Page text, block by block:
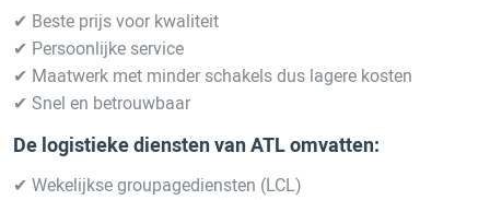
✔ Beste prijs voor kwaliteit
✔ Persoonlijke service
✔ Maatwerk met minder schakels dus lagere kosten
✔ Snel en betrouwbaar
De logistieke diensten van ATL omvatten:
✔ Wekelijkse groupagediensten (LCL)